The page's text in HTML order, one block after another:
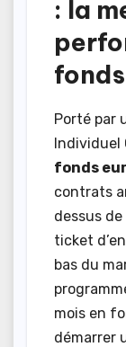
: la
Porté par
Individuel
fonds
contrats
dessus
ticket
bas du
mois en
démarrer